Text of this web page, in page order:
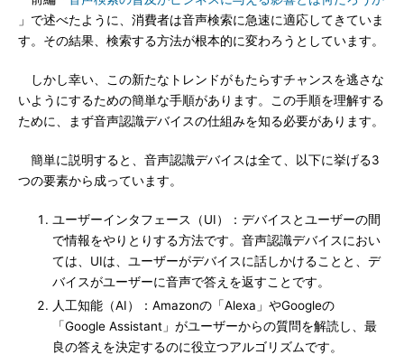
」で述べたように、消費者は音声検索に急速に適応してきていま
す。その結果、検索する方法が根本的に変わろうとしています。
しかし幸い、この新たなトレンドがもたらすチャンスを逃さな
いようにするための簡単な手順があります。この手順を理解する
ために、まず音声認識デバイスの仕組みを知る必要があります。
簡単に説明すると、音声認識デバイスは全て、以下に挙げる3
つの要素から成っています。
ユーザーインタフェース（UI）：デバイスとユーザーの間
で情報をやりとりする方法です。音声認識デバイスにおい
ては、UIは、ユーザーがデバイスに話しかけることと、デ
バイスがユーザーに音声で答えを返すことです。
人工知能（AI）：Amazonの「Alexa」やGoogleの
「Google Assistant」がユーザーからの質問を解読し、最
良の答えを決定するのに役立つアルゴリズムです。